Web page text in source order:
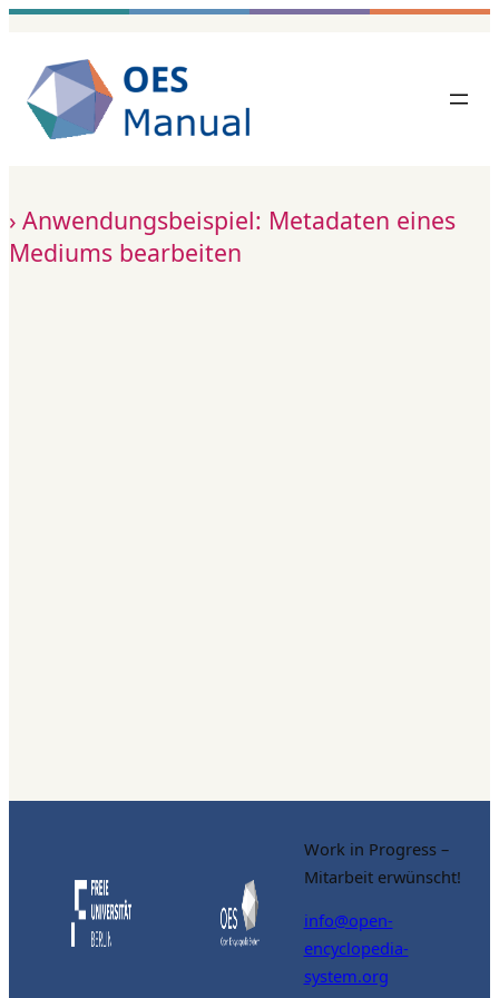
Zum
springen
Anwendungsbeispiel: Metadaten eines
Mediums bearbeiten
Work in Progress –
Mitarbeit erwünscht!
info@open-
encyclopedia-
system.org